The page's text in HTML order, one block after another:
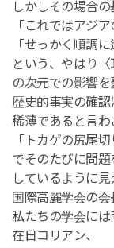
しかしその場合の
「これではアジ
「せっかく順調
という、やはり〈
の次元での影響を
歴史的事実の確認
稀薄であると言わ
「トカゲの尻尾切
でそのたびに問
しているように見
国際高麗学会の会
私たちの学会には
在日コリアン、